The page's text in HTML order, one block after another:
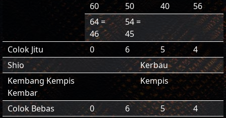
60
50
40
56
64 =
46
54 =
45
Colok Jitu
0 6 5
4
Shio
Kerbau
Kembang Kempis
Kembar
Kempis
Colok Bebas 0 6 5
4